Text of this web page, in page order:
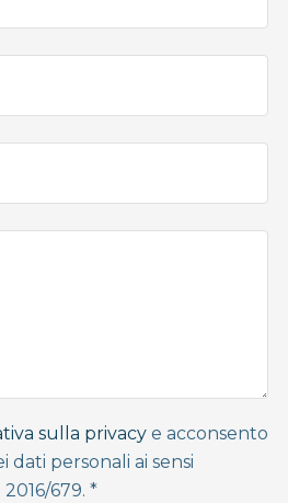
sulla privacy e acconsento
personali ai sensi
679. *